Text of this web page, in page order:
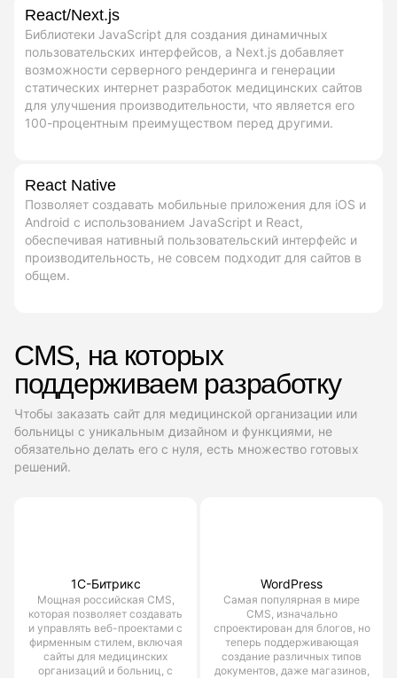
React/Next.js
Библиотеки JavaScript для создания динамичных
пользовательских интерфейсов, а Next.js добавляет
возможности серверного рендеринга и генерации
статических интернет разработок медицинских сайтов
для улучшения производительности, что является его
100-процентным преимуществом перед другими.
React Native
Позволяет создавать мобильные приложения для iOS и
Android с использованием JavaScript и React,
обеспечивая нативный пользовательский интерфейс и
производительность, не совсем подходит для сайтов в
общем.
CMS, на которых
поддерживаем разработку
Чтобы заказать сайт для медицинской организации или
больницы с уникальным дизайном и функциями, не
обязательно делать его с нуля, есть множество готовых
решений.
1С-Битрикс
Мощная российская CMS,
которая позволяет создавать
и управлять веб-проектами с
фирменным стилем, включая
сайты для медицинских
организаций и больниц, с
WordPress
Самая популярная в мире
CMS, изначально
спроектирован для блогов, но
теперь поддерживающая
создание различных типов
документов, даже магазинов,